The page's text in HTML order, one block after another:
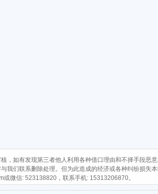
，如有发现第三者他人利用各种借口理由和不择手段恶
我们联系删除处理。但为此造成的经济或各种纠纷损失
或微信: 523138820，联系手机: 15313206870。